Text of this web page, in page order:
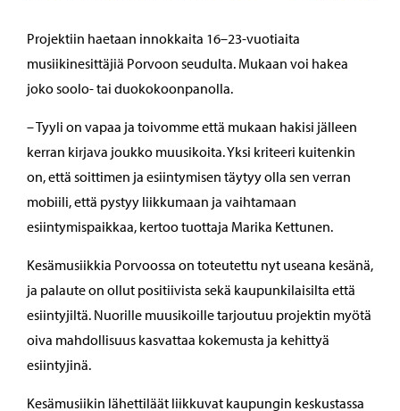
Projektiin haetaan innokkaita 16–23-vuotiaita
musiikinesittäjiä Porvoon seudulta. Mukaan voi hakea
joko soolo- tai duokokoonpanolla.
– Tyyli on vapaa ja toivomme että mukaan hakisi jälleen
kerran kirjava joukko muusikoita. Yksi kriteeri kuitenkin
on, että soittimen ja esiintymisen täytyy olla sen verran
mobiili, että pystyy liikkumaan ja vaihtamaan
esiintymispaikkaa, kertoo tuottaja Marika Kettunen.
Kesämusiikkia Porvoossa on toteutettu nyt useana kesänä,
ja palaute on ollut positiivista sekä kaupunkilaisilta että
esiintyjiltä. Nuorille muusikoille tarjoutuu projektin myötä
oiva mahdollisuus kasvattaa kokemusta ja kehittyä
esiintyjinä.
Kesämusiikin lähettiläät liikkuvat kaupungin keskustassa